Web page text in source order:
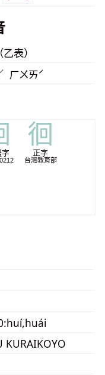
表）
ㄏㄨㄞˊ
字
徊
正字
台灣教育部
KURAIKOYO